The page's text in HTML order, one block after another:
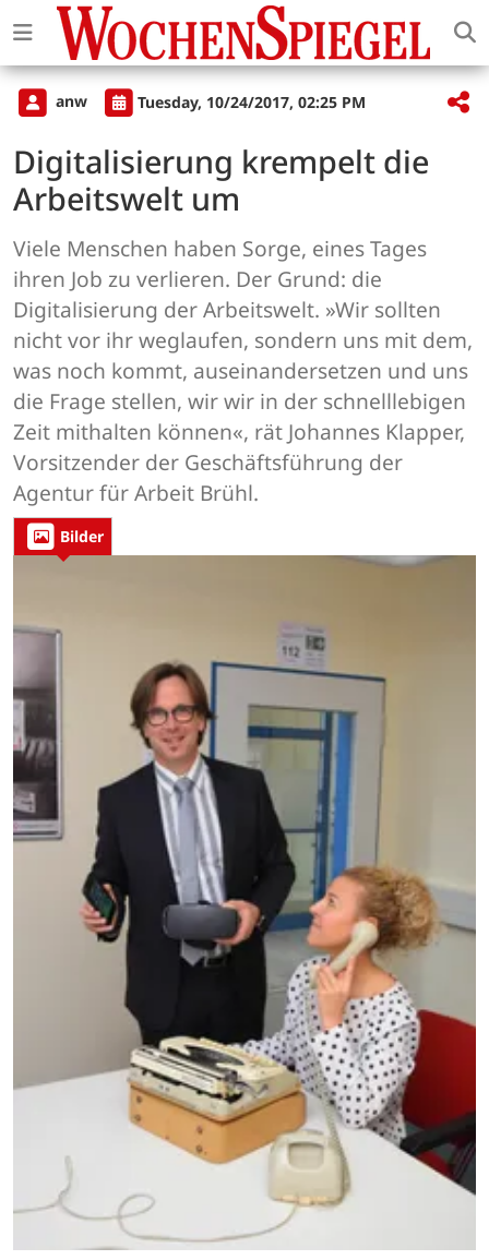
anw Tuesday, 10/24/2017, 02:25 PM
Digitalisierung krempelt die
Arbeitswelt um
Viele Menschen haben Sorge, eines Tages
ihren Job zu verlieren. Der Grund: die
Digitalisierung der Arbeitswelt. »Wir sollten
nicht vor ihr weglaufen, sondern uns mit dem,
was noch kommt, auseinandersetzen und uns
die Frage stellen, wir wir in der schnelllebigen
Zeit mithalten können«, rät Johannes Klapper,
Vorsitzender der Geschäftsführung der
Agentur für Arbeit Brühl.
Bilder